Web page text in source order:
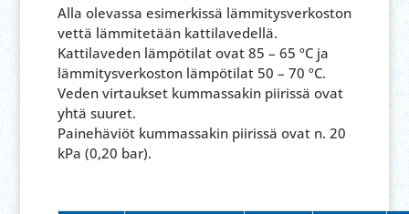
Alla olevassa esimerkissä lämmitysverkoston
vettä lämmitetään kattilavedellä.
Kattilaveden lämpötilat ovat 85 – 65 ºC ja
lämmitysverkoston lämpötilat 50 – 70 ºC.
Veden virtaukset kummassakin piirissä ovat
yhtä suuret.
Painehäviöt kummassakin piirissä ovat n. 20
kPa (0,20 bar).